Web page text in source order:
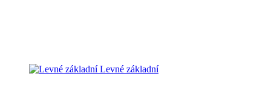
Levné základní